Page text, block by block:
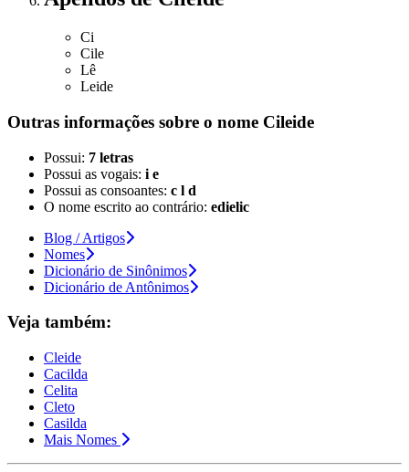
Ci
Cile
Lê
Leide
Outras informações sobre o nome Cileide
Possui: 7 letras
Possui as vogais: i e
Possui as consoantes: c l d
O nome escrito ao contrário: edielic
Blog / Artigos
Nomes
Dicionário de Sinônimos
Dicionário de Antônimos
Veja também:
Cleide
Cacilda
Celita
Cleto
Casilda
Mais Nomes